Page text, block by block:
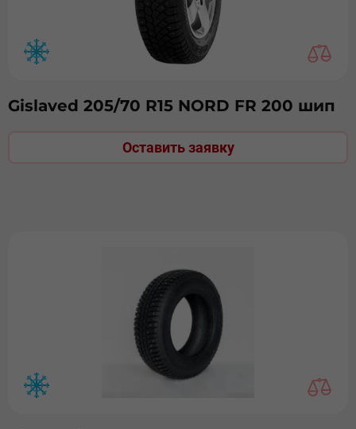
Gislaved 205/70 R15 NORD FR 200 шип
Оставить заявку